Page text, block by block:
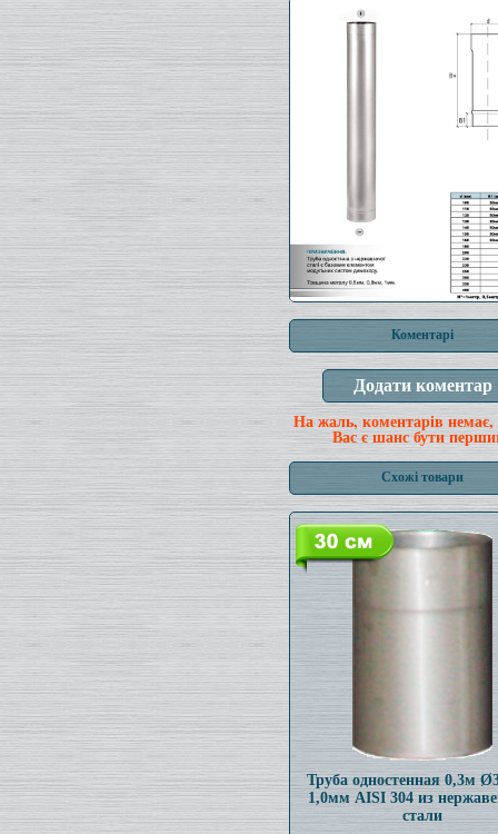
Коментарі
На жаль, коментарів немає,
Вас є шанс бути
Схожі товари
Труба одностенная 0,3м
1,0мм AISI 304 из
стали